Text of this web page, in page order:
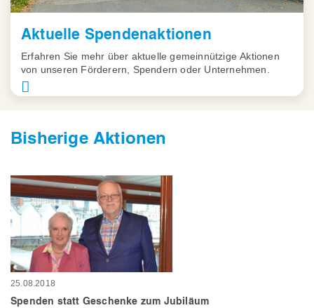
Aktuelle Spendenaktionen
Erfahren Sie mehr über aktuelle gemeinnützige Aktionen
von unseren Förderern, Spendern oder Unternehmen.
Bisherige Aktionen
25.08.2018
Spenden statt Geschenke zum Jubiläum